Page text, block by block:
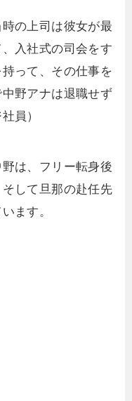
の上司は彼女が最
入社式の司会をす
って、その仕事を
野アナは退職せず
員）
は、フリー転身後
して旦那の赴任先
ます。